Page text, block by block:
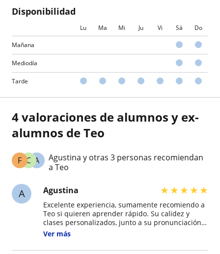
Disponibilidad
Lu Ma Mi Ju Vi Sá Do
Mañana
Mediodía
Tarde
4 valoraciones de alumnos y ex-
alumnos de Teo
A
C
F
Agustina y otras 3 personas recomiendan
a Teo
A Agustina ★★★★★
Excelente experiencia, sumamente recomiendo a
Teo si quieren aprender rápido. Su calidez y
clases personalizados, junto a su pronunciación
ayudan a que las clases sean copadas y aprendas
Ver más